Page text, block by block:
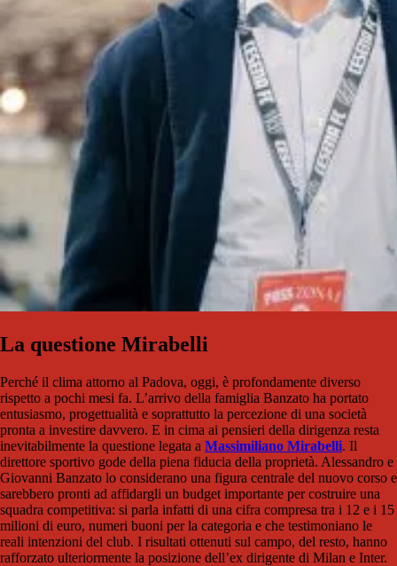
La questione Mirabelli
Perché il clima attorno al Padova, oggi, è profondamente diverso
rispetto a pochi mesi fa. L’arrivo della famiglia Banzato ha portato
entusiasmo, progettualità e soprattutto la percezione di una società
pronta a investire davvero. E in cima ai pensieri della dirigenza resta
inevitabilmente la questione legata a Massimiliano Mirabelli. Il
direttore sportivo gode della piena fiducia della proprietà. Alessandro e
Giovanni Banzato lo considerano una figura centrale del nuovo corso e
sarebbero pronti ad affidargli un budget importante per costruire una
squadra competitiva: si parla infatti di una cifra compresa tra i 12 e i 15
milioni di euro, numeri buoni per la categoria e che testimoniano le
reali intenzioni del club. I risultati ottenuti sul campo, del resto, hanno
rafforzato ulteriormente la posizione dell’ex dirigente di Milan e Inter.